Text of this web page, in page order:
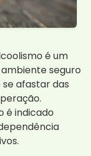
é um
seguro
afastar das
é indicado